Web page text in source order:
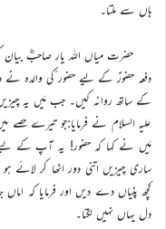
ہاں سے ملتا۔
حضرت میاں اللہ یار صاحبؓ
دفعہ حضورؑ کے لیے حضور ؑکی والدہ نے
کے ساتھ روانہ کیں۔ جب مَیں یہ
علیہ السلام نے فرمایا:جو تیرے
مَیں نے کہا کہ حضور! یہ آپ کے
ساری چیزیں اتنی دور اٹھا کر لائے
کچھ پنیاں دے دیں اور فرمایا کہ اماں
دل یہاں نہیں لگتا۔